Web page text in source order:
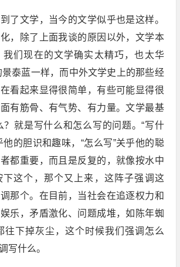
了文学，当今的文学似乎也是这样。
，除了上面我谈的原因以外，文学本
我们现在的文学确实太精巧，也太华
泰蓝一样，而中外文学史上的那些经
看起来显得很简单，有些可能显得很
有筋骨、有气势、有力量。文学最基
？就是写什么和怎么写的问题。“写什
他的胆识和趣味，“怎么写”关乎他的聪
都重要，而且是反复的，就像按水中
下这个，那个又上来，这阵子强调这
那个。在目前，当社会在追逐权力和
乐，矛盾激化、问题成堆，如陈年蜘
往下掉灰尘，这个时候我们强调怎么
写什么。